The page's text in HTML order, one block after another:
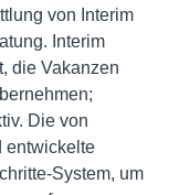
von Interim
Interim
die Vakanzen
Die von
entwickelte
System, um